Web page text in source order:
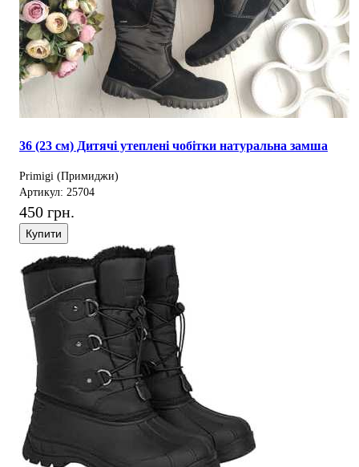
36 (23 см) Дитячі утеплені чобітки натуральна замша
Primigi (Примиджи)
Артикул: 25704
450 грн.
Купити